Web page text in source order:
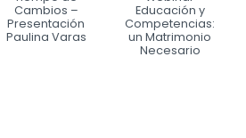
Cambios –
Presentación
Paulina Varas
Educación y
Competencias:
un Matrimonio
Necesario